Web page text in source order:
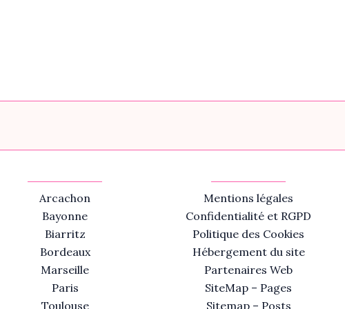
Arcachon
Bayonne
Biarritz
Bordeaux
Marseille
Paris
Toulouse
Mentions légales
Confidentialité et RGPD
Politique des Cookies
Hébergement du site
Partenaires Web
SiteMap – Pages
Sitemap – Posts